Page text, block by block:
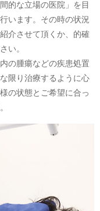
的な立場の医院」を目
います。その時の状況
介させて頂くか、的確
い。
の腫瘍などの疾患処置
限り治療するように心
の状態とご希望に合っ